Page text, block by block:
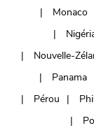
Monaco
Nouvelle-
Panama
Pérou